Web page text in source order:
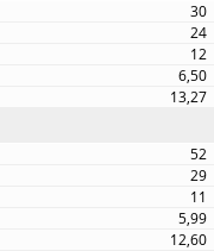
30
24
12
6,50
13,27
52
29
11
5,99
12,60